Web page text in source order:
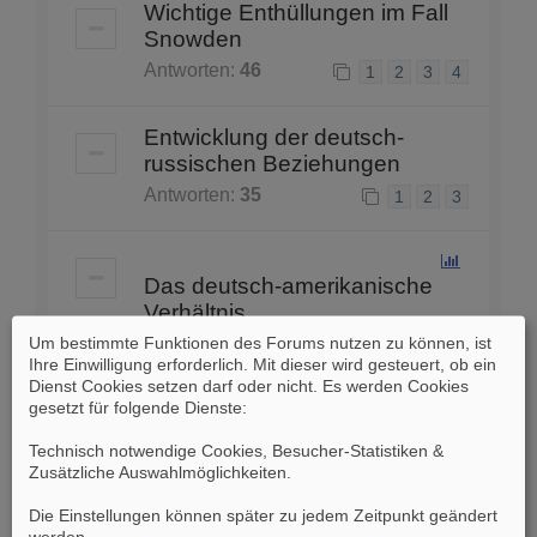
Wichtige Enthüllungen im Fall
Snowden
Antworten: 46 1 2 3 4
Entwicklung der deutsch-
russischen Beziehungen
Antworten: 35 1 2 3
Das deutsch-amerikanische
Verhältnis
Antworten:43 1 2 3
Neuer Skandal um den BND?
Antworten: 5
Tschecho-Böhmisch-mährisch-
slowakischer Sprachdschungel
Um bestimmte Funktionen des Forums nutzen zu können, ist
Ihre Einwilligung erforderlich. Mit dieser wird gesteuert, ob ein
Dienst Cookies setzen darf oder nicht. Es werden Cookies
gesetzt für folgende Dienste:
Technisch notwendige Cookies, Besucher-Statistiken &
Zusätzliche Auswahlmöglichkeiten
Die Einstellungen können später zu jedem Zeitpunkt geändert